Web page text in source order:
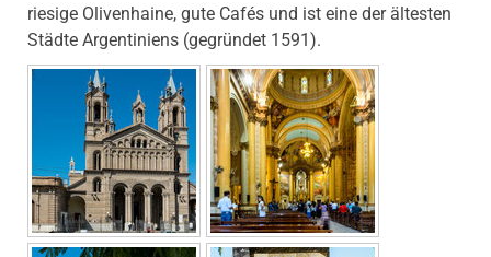
riesige Olivenhaine, gute Cafés und ist eine der ältesten
Städte Argentiniens (gegründet 1591).